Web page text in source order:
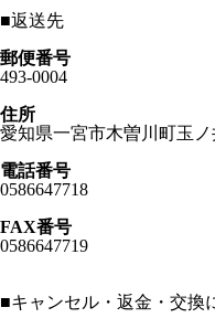
■返送先
郵便番号
493-0004
住所
愛知県一宮市木曽川町玉
電話番号
0586647718
FAX番号
0586647719
■キャンセル・返金・交換